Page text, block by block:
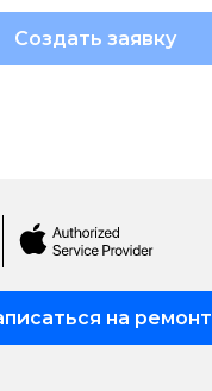
Создать заявку
на ремонт